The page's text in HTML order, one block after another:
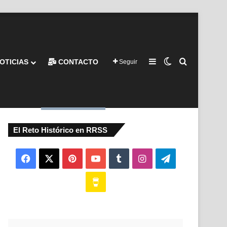
CONTACTO Seguir Barra lateral
Switch skin
El Reto Histórico en RRSS
Facebook PinterestYouTubeTumblrInstagramTelegram